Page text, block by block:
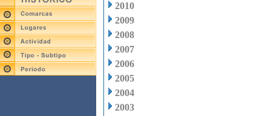
2010
2009
2008
2007
2006
2005
2004
2003